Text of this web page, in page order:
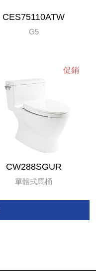
CES75110ATW
G5
CW288SGUR
單體式馬桶